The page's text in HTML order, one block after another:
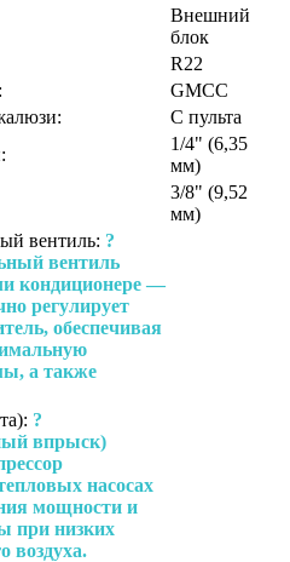
Внешний
блок
R22
GMCC
С пульта
1/4" (6,35
мм)
3/8" (9,52
мм)
вентиль: ?
вентиль
кондиционере —
регулирует
обеспечивая
а также
?
впрыск)
насосах
мощности и
при низких
воздуха.